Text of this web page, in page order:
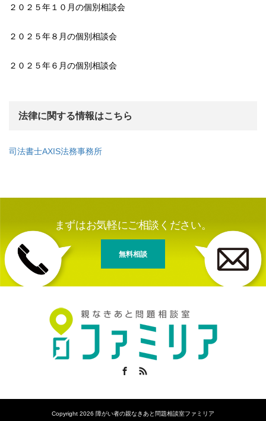
２０２５年１０月の個別相談会
２０２５年８月の個別相談会
２０２５年６月の個別相談会
法律に関する情報はこちら
司法書士AXIS法務事務所
まずはお気軽にご相談ください。
無料相談
Facebook
Copyright 2026 障がい者の親なきあと問題相談室ファミリア